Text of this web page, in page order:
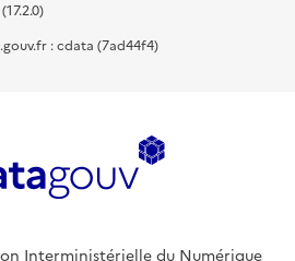
: cdata (7ad44f4)
Interministérielle du Numérique